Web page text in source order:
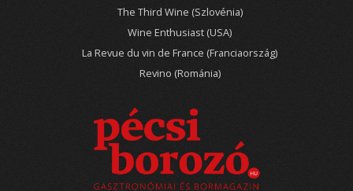
The Third Wine (Szlovénia)
Wine Enthusiast (USA)
La Revue du vin de France (Franciaország)
Revino (Románia)